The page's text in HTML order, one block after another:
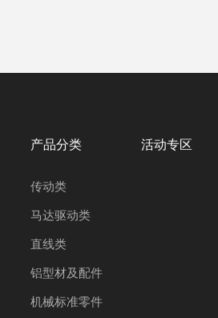
产品分类
传动类
马达驱动类
直线类
铝型材及配件
机械标准零件
活动专区